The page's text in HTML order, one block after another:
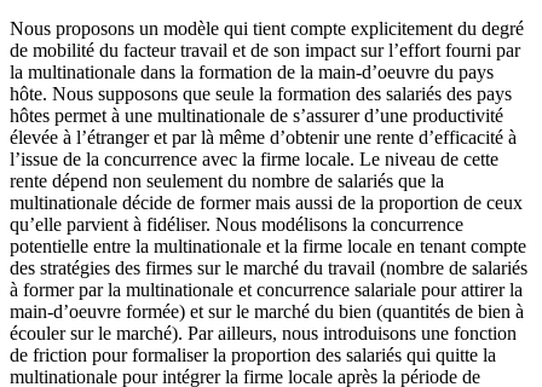
Nous proposons un modèle qui tient compte explicitement du degré
de mobilité du facteur travail et de son impact sur l’effort fourni par
la multinationale dans la formation de la main-d’oeuvre du pays
hôte. Nous supposons que seule la formation des salariés des pays
hôtes permet à une multinationale de s’assurer d’une productivité
élevée à l’étranger et par là même d’obtenir une rente d’efficacité à
l’issue de la concurrence avec la firme locale. Le niveau de cette
rente dépend non seulement du nombre de salariés que la
multinationale décide de former mais aussi de la proportion de ceux
qu’elle parvient à fidéliser. Nous modélisons la concurrence
potentielle entre la multinationale et la firme locale en tenant compte
des stratégies des firmes sur le marché du travail (nombre de salariés
à former par la multinationale et concurrence salariale pour attirer la
main-d’oeuvre formée) et sur le marché du bien (quantités de bien à
écouler sur le marché). Par ailleurs, nous introduisons une fonction
de friction pour formaliser la proportion des salariés qui quitte la
multinationale pour intégrer la firme locale après la période de